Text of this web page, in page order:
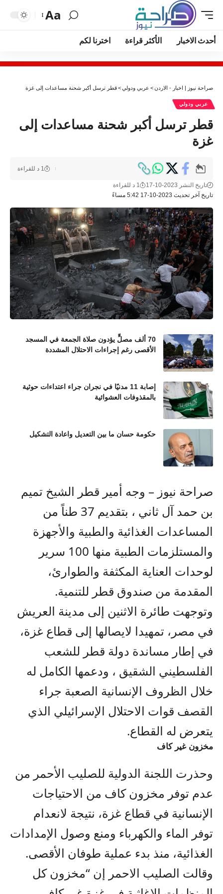
Aa
أحدث الاخبار الأكثر قراءة اخترنا لكم
صراحة نيوز | اخبار - الاردن> عربي ودولي>قطر ترسل أكبر شحنة مساعدات إلى غزة
عربي ودولي
قطر ترسل أكبر شحنة مساعدات إلى
غزة
تاريخ آخر تحديث 2023-10-17 5:42 مساءً
تاريخ النشر 2023-10-17 1 د للقراءة
1 د للقراءة
70 ألف مصلٍّ يؤدون صلاة الجمعة في المسجد
الأقصى رغم إجراءات الاحتلال المشددة
إصابة 11 مدنيًا في نجران جراء اعتداءات حوثية
بالمقذوفات العشوائية
حكومة حسان ما بين التعديل واعادة التشكيل
صراحة نيوز – وجه أمير قطر الشيخ تميم
بن حمد آل ثاني ، بتقديم 37 طناً من
المساعدات الغذائية والطبية والأجهزة
والمستلزمات الطبية منها 100 سرير
لوحدات العناية المكثفة والطوارئ،
المقدمة من صندوق قطر للتنمية.
وتوجهت طائرة الاثنين إلى مدينة العريش
في مصر، تمهيدا لايصالها إلى قطاع غزة،
في إطار مساندة دولة قطر للشعب
الفلسطيني الشقيق ، ودعمها الكامل له
خلال الظروف الإنسانية الصعبة جراء
القصف قوات الاحتلال الإسرائيلي الذي
يتعرض له القطاع.
مخزون غير كاف
وحذرت اللجنة الدولية للصليب الأحمر من
عدم توفر مخزون كاف من الاحتياجات
الإنسانية في قطاع غزة، نتيجة لانعدام
توفر الماء والكهرباء ومنع وصول الإمدادات
الغذائية، منذ بدء عملية طوفان الأقصى.
وقالت الصليب الاحمر إن “مخزون كل